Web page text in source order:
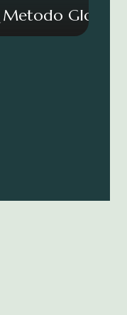
Globale